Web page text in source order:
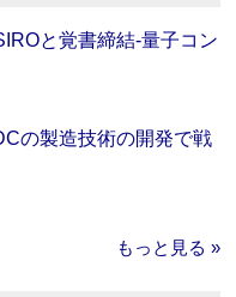
と覚書締結‐量子コン
の製造技術の開発で戦
もっと見る »